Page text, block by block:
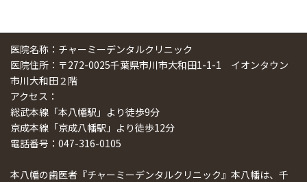
医院名称：チャーミーデンタルクリニック
医院住所：〒272-0025千葉県市川市大和田1-1-1 イオンタウン
市川大和田２階
アクセス：
総武本線「本八幡駅」より徒歩9分
京成本線「京成八幡駅」より徒歩12分
電話番号：047-316-0105
本八幡の歯医者『チャーミーデンタルクリニック』本八幡は、千